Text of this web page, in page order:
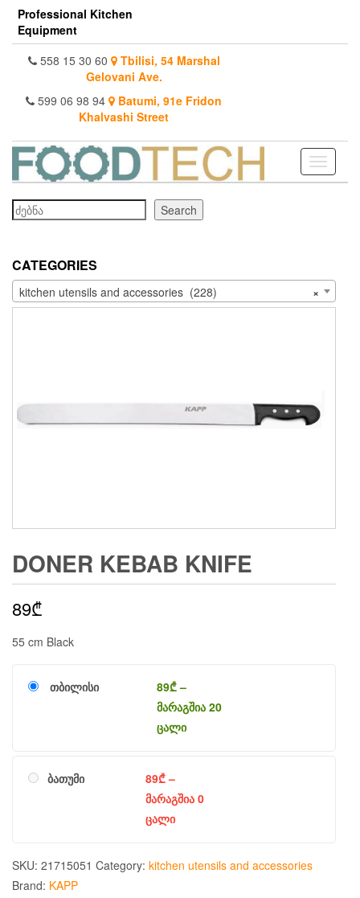
Skip
the
content
Professional Kitchen
Equipment
558 15 30 60
Tbilisi, 54 Marshal
Gelovani Ave.
599 06 98 94
Batumi, 91e Fridon
Khalvashi Street
Toggle
Search
Search
CATEGORIES
×
kitchen utensils and accessories (228)
DONER KEBAB KNIFE
89₾
55 cm Black
თბილისი 89₾–
მარაგშია 20
ცალი
ბათუმი 89₾–
მარაგშია 0
ცალი
SKU: 21715051 Category: kitchen utensils and accessories
Brand: KAPP